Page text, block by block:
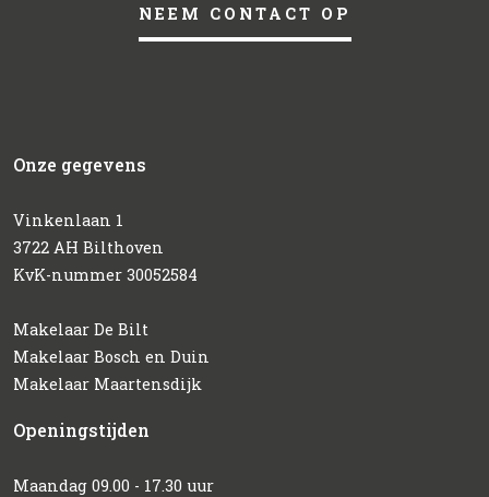
NEEM CONTACT OP
Onze gegevens
Vinkenlaan 1
3722 AH Bilthoven
KvK-nummer 30052584
Makelaar De Bilt
Makelaar Bosch en Duin
Makelaar Maartensdijk
Openingstijden
Maandag 09.00 - 17.30 uur